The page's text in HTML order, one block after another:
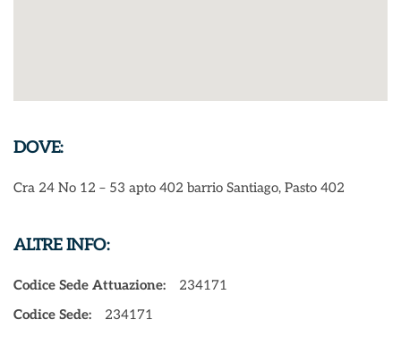
DOVE:
Cra 24 No 12 – 53 apto 402 barrio Santiago, Pasto 402
ALTRE INFO:
Codice Sede Attuazione:
234171
Codice Sede:
234171